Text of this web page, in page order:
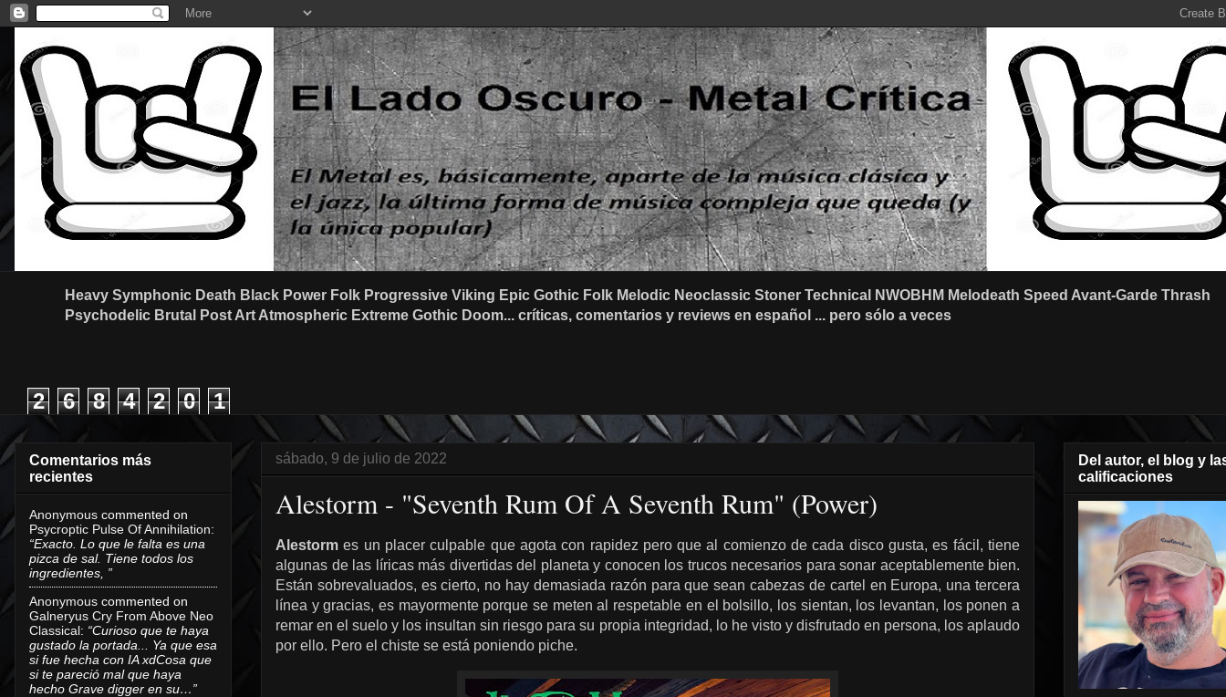
Heavy Symphonic Death Black Power Folk Progressive Viking Epic Gothic Folk Melodic Neoclassic Stoner Technical NWOBHM Melodeath Speed Avant-Garde Thrash
Psychodelic Brutal Post Art Atmospheric Extreme Gothic Doom... críticas, comentarios y reviews en español ... pero sólo a veces
2 6 8 4 2 0 1
sábado, 9 de julio de 2022
Alestorm - "Seventh Rum Of A Seventh Rum" (Power)
Alestormes un placer culpable que agota con rapidez pero que al comienzo de cada disco gusta, es fácil, tiene
algunas de las líricas más divertidas del planeta y conocen los trucos necesarios para sonar aceptablemente bien.
Están sobrevaluados, es cierto, no hay demasiada razón para que sean cabezas de cartel en Europa, una tercera
línea y gracias, es mayormente porque se meten al respetable en el bolsillo, los sientan, los levantan, los ponen a
remar en el suelo y los insultan sin riesgo para su propia integridad, lo he visto y disfrutado en persona, los aplaudo
por ello. Pero el chiste se está poniendo piche.
Comentarios más
recientes
Anonymous commented on
Psycroptic Pulse Of Annihilation:
“Exacto. Lo que le falta es una
pizca de sal. Tiene todos los
ingredientes, ”
Anonymous commented on
Galneryus Cry From Above Neo
Classical: “Curioso que te haya
gustado la portada... Ya que esa
si fue hecha con IA xdCosa que
si te pareció mal que haya
hecho Grave digger en su…”
Del autor, el blog y
calificaciones